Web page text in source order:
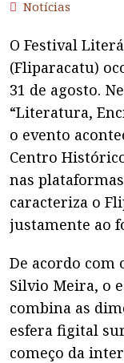
Notícias
O Festival
(Fliparacatu)
31 de agosto.
“Literatura,
o evento
Centro
nas
caracteriza o
justamente ao
De acordo com
Silvio Meira, o
combina as
esfera figital
começo da